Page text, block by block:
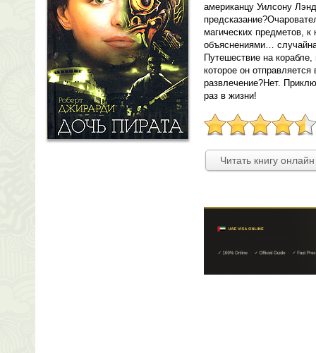
американцу Уилсону
магических предметов, к
объяснениями…
Путешествие на
которое он
развлечение?Нет.
раз в жизни!
Читать книгу